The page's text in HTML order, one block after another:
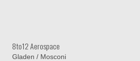
8to12 Aerospace
Gladen / Mosconi